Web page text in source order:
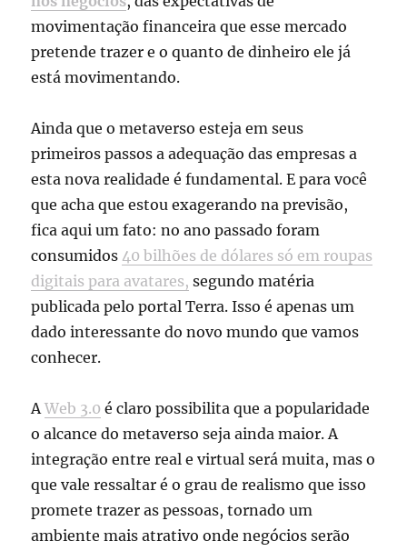
movimentação financeira que esse mercado
pretende trazer e o quanto de dinheiro ele já
está movimentando.
Ainda que o metaverso esteja em seus
primeiros passos a adequação das empresas a
esta nova realidade é fundamental. E para você
que acha que estou exagerando na previsão,
fica aqui um fato: no ano passado foram
consumidos 40 bilhões de dólares só em roupas
digitais para avatares, segundo matéria
publicada pelo portal Terra. Isso é apenas um
dado interessante do novo mundo que vamos
conhecer.
AWeb 3.0 é claro possibilita que a popularidade
o alcance do metaverso seja ainda maior. A
integração entre real e virtual será muita, mas o
que vale ressaltar é o grau de realismo que isso
promete trazer as pessoas, tornado um
ambiente mais atrativo onde negócios serão